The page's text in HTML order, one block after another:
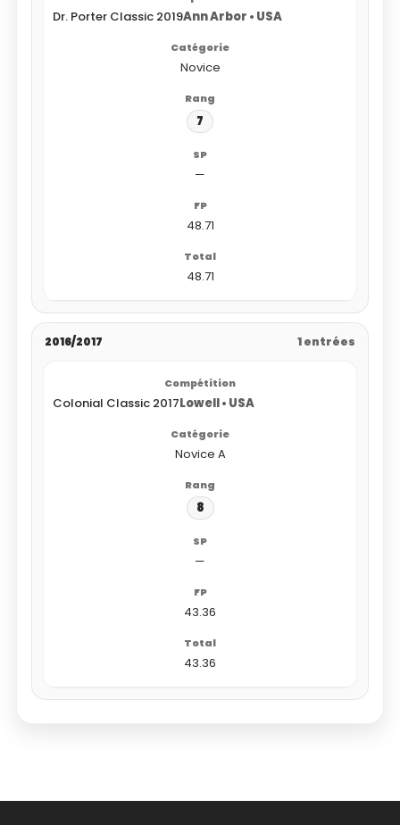
Dr. Porter Classic 2019Ann Arbor • USA
Novice
7
—
48.71
48.71
2016/2017 1 entrées
Colonial Classic 2017Lowell • USA
Novice A
8
—
43.36
43.36